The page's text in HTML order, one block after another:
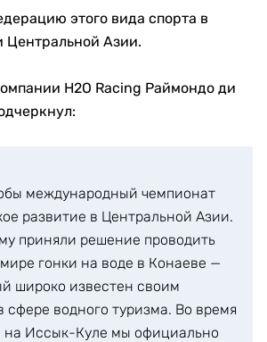
этого вида спорта в
Центральной Азии.
H2O Racing Раймондо ди
международный чемпионат
развитие в Центральной Азии.
приняли решение проводить
гонки на воде в Конаеве —
широко известен своим
сфере водного туризма. Во время
на Иссык-Куле мы официально